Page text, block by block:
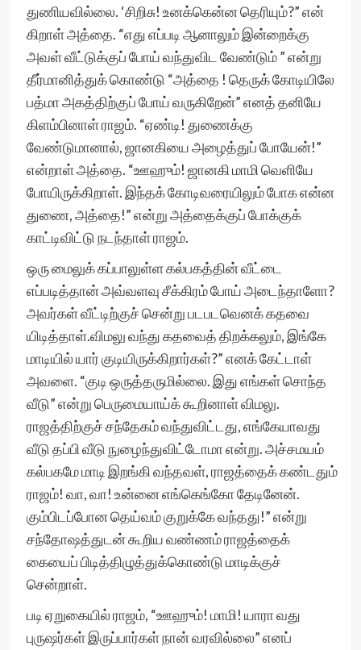
துணியவில்லை. ‘சிறிசு! உனக்கென்ன தெரியும்?” என்
கிறாள் அத்தை. “எது எப்படி ஆனாலும் இன்றைக்கு
அவள் வீட்டுக்குப் போய் வந்துவிட வேண்டும் ” என்று
தீர்மானித்துக் கொண்டு “அத்தை ! தெருக் கோடியிலே
பத்மா அகத்திற்குப் போய் வருகிறேன்” எனத் தனியே
கிளம்பினாள் ராஜம். “ஏண்டி! துணைக்கு
வேண்டுமானால், ஜானகியை அழைத்துப் போயேன்!”
என்றாள் அத்தை. “ஊஹும்! ஜானகி மாமி வெளியே
போயிருக்கிறாள். இந்தக் கோடிவரையிலும் போக என்ன
துணை, அத்தை!” என்று அத்தைக்குப் போக்குக்
காட்டிவிட்டு நடந்தாள் ராஜம்.
ஒரு மைலுக் கப்பாலுள்ள கல்பகத்தின் வீட்டை
எப்படித்தான் அவ்வளவு சீக்கிரம் போய் அடைந்தாளோ?
அவர்கள் வீட்டிற்குச் சென்று படபடவெனக் கதவை
யிடித்தாள்.விமலு வந்து கதவைத் திறக்கலும், இங்கே
மாடியில் யார் குடியிருக்கிறார்கள்?” எனக் கேட்டாள்
அவளை. “குடி ஒருத்தருமில்லை. இது எங்கள் சொந்த
வீடு” என்று பெருமையாய்க் கூறினாள் விமலு.
ராஜத்திற்குச் சந்தேகம் வந்துவிட்டது, எங்கேயாவது
வீடு தப்பி வீடு நுழைந்துவிட்டோமா என்று. அச்சமயம்
கல்பகமே மாடி இறங்கி வந்தவள், ராஜத்தைக் கண்டதும்
ராஜம்! வா, வா! உன்னை எங்கெங்கோ தேடினேன்.
கும்பிடப்போன தெய்வம் குறுக்கே வந்தது!” என்று
சந்தோஷத்துடன் கூறிய வண்ணம் ராஜத்தைக்
கையைப் பிடித்திழுத்துக்கொண்டு மாடிக்குச்
சென்றாள்.
படி ஏறுகையில் ராஜம், “ஊஹும்! மாமி! யாரா வது
புருஷர்கள் இருப்பார்கள் நான் வரவில்லை” எனப்